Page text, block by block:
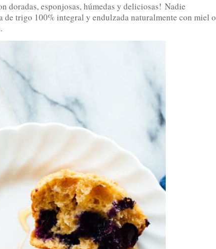
doradas, esponjosas, húmedas y deliciosas! Nadie
de trigo 100% integral y endulzada naturalmente con miel o